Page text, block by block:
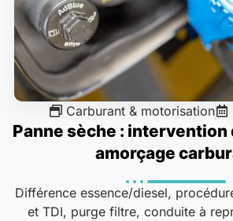
Carburant & motorisation
Panne sèche : intervention
amorçage
Différence essence/diesel,
et TDI, purge filtre, conduite à